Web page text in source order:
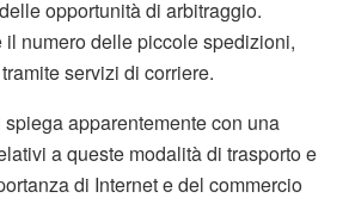
opportunità di arbitraggio.
numero delle piccole spedizioni,
servizi di corriere.
apparentemente con una
a queste modalità di trasporto e
di Internet e del commercio